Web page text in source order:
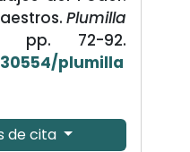
Plumilla
pp. 72-92.
plumilla
de cita